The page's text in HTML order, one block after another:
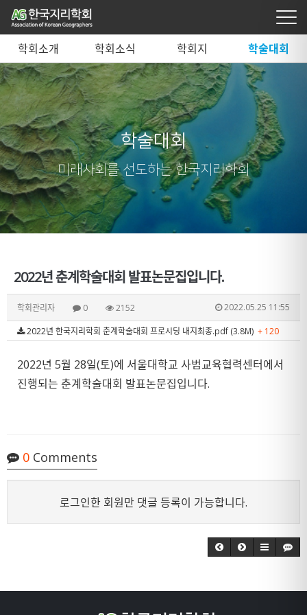
학회소개 학회소식 학회지 학술대회
학술대회
미래사회를 선도하는 한국지리학회
2022년 춘계학술대회 발표논문집입니다.
학회관리자 0 2152 2022.05.25 11:55
2022년 한국지리학회 춘계학술대회 프로시딩 내지최종.pdf (3.8M) + 120
2022년 5월 28일(토)에 서울대학교 사범교육협력센터에서
진행되는 춘계학술대회 발표논문집입니다.
0 Comments
로그인한 회원만 댓글 등록이 가능합니다.